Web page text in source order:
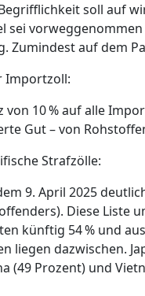
soll auf
sei
Zumindest auf dem
Importzoll:
von 10 % auf alle
Gut – von
Strafzölle:
9. April 2025
Diese Liste
künftig 54 % und
liegen dazwischen.
(49 Prozent) und